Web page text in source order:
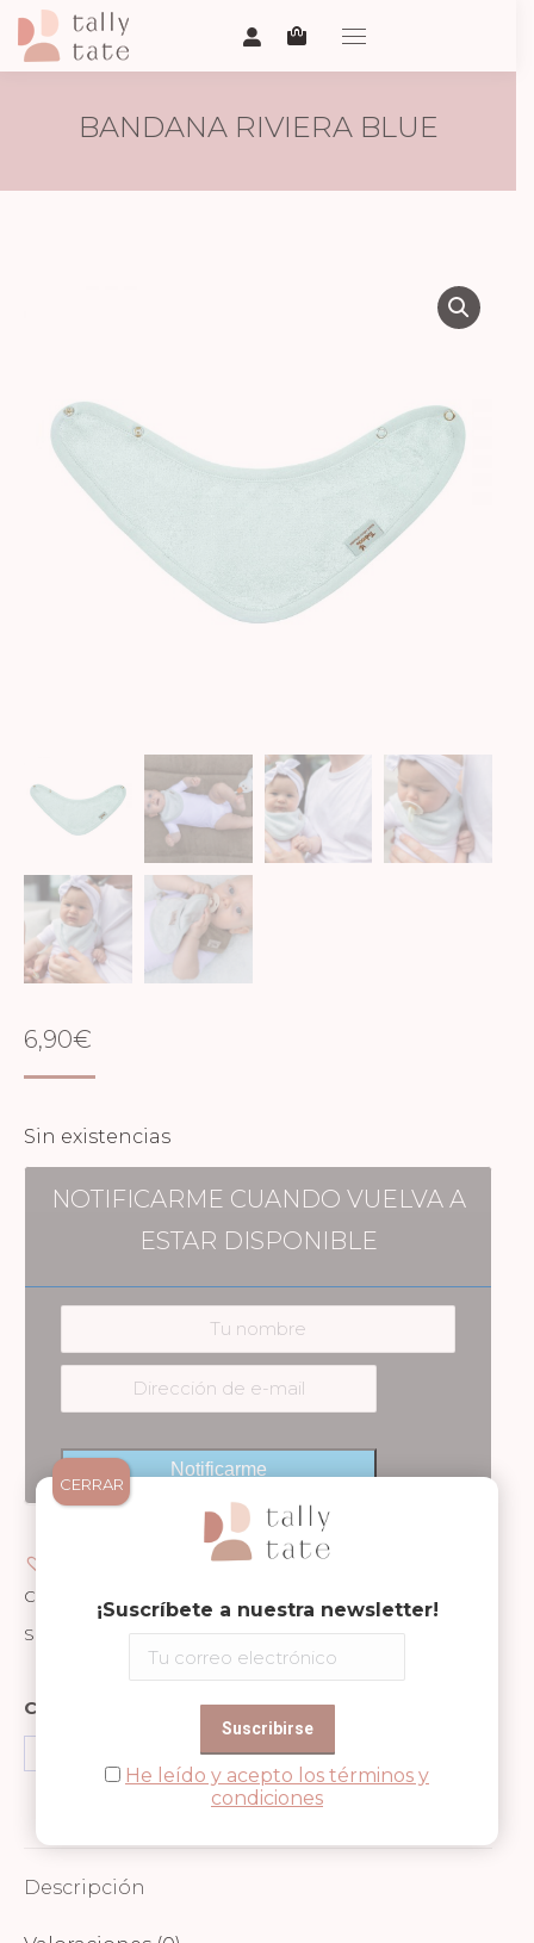
BANDANA RIVIERA BLUE
6,90€
Sin existencias
NOTIFICARME CUANDO VUELVA A
ESTAR DISPONIBLE
Notificarme
Añadir a Wishlist
Categorías:
SKU:
TM-BAV08-547
Compartir en
Share
Facebook
Share
WhatsApp
Share
Pinterest
Descripción
¡Suscríbete a nuestra newsletter!
He leído y acepto los términos y
condiciones
CERRAR